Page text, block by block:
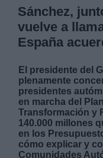
Sánchez,
vuelve a
España
El presidente del
plenamente
presidentes
en marcha del
Transformación y
140.000 millones
en los
cómo explicar y
Comunidades